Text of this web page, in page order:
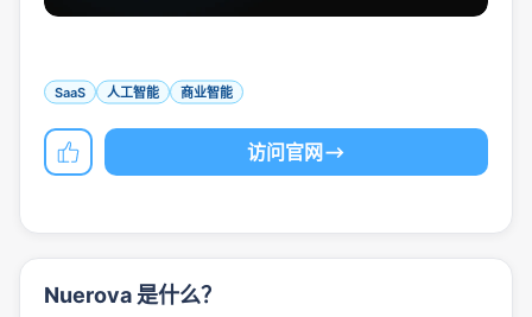
SaaS 人工智能 商业智能
访问官网
Nuerova 是什么？